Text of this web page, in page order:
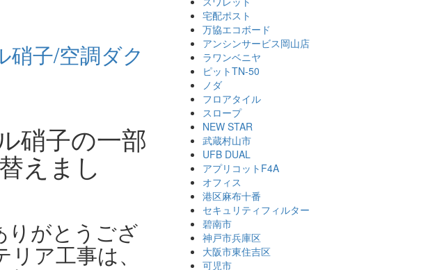
硝子/空調ダク
硝子の一部
えまし
りがとうござ
ア工事は、
宅配ポスト
万協エコボード
アンシンサービス岡山店
ラワンベニヤ
ピットTN-50
ノダ
フロアタイル
スロープ
NEW STAR
武蔵村山市
UFB DUAL
アプリコットF4A
オフィス
港区麻布十番
セキュリティフィルター
碧南市
神戸市兵庫区
大阪市東住吉区
可児市